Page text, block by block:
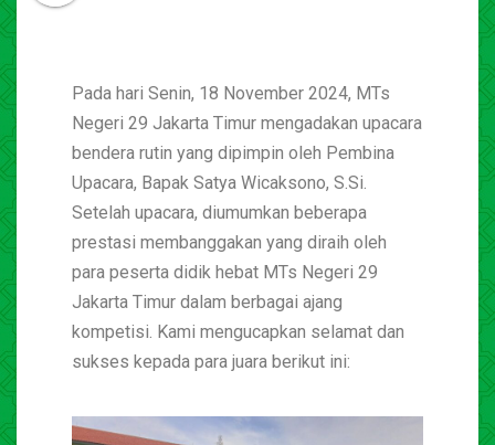
Pada hari Senin, 18 November 2024, MTs
Negeri 29 Jakarta Timur mengadakan upacara
bendera rutin yang dipimpin oleh Pembina
Upacara, Bapak Satya Wicaksono, S.Si.
Setelah upacara, diumumkan beberapa
prestasi membanggakan yang diraih oleh
para peserta didik hebat MTs Negeri 29
Jakarta Timur dalam berbagai ajang
kompetisi. Kami mengucapkan selamat dan
sukses kepada para juara berikut ini: